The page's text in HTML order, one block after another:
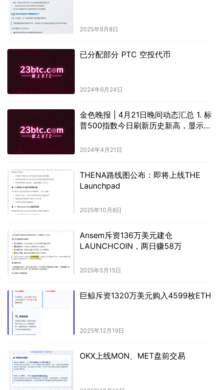
2025年9月8日
已分配部分 PTC 空投代币
2024年6月24日
金色晚报 | 4月21日晚间动态汇总 1. 标
普500指数今日刷新历史新高，显示美
对美国经济复苏的乐观情绪支撑了股
特币交易所近期纷纷暂停新用户注
册，以缓解交易所的压力并确保交易
系统的稳定运行。比特币的价格波动
交易量激增。 3. 财经领域热门公司苹
其营收和利润超过分析师的预期。这
主要得益于iPhone销量的强劲表现，
士透露，美国电动汽车制造商特斯拉
计划在中国上海建设一个新的生产工
求。该计划将使特斯拉在中国本土生
高，超过了分析师的预期。这一良好
业务的增长。 6. 印度新增的新冠病例
数持续攀升，超过当地卫生系统的负
2024年4月21日
THENA路线图公布：即将上线THE
Launchpad
2025年10月8日
Ansem斥资136万美元建仓
LAUNCHCOIN，两日赚58万
2025年5月15日
巨鲸斥资1320万美元购入4599枚ETH
2025年12月19日
OKX上线MON、MET盘前交易